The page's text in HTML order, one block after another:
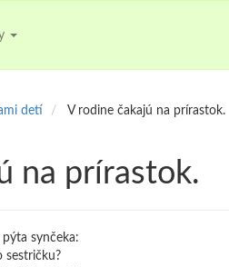
detí V rodine čakajú na prírastok.
na prírastok.
synčeka:
sestričku?